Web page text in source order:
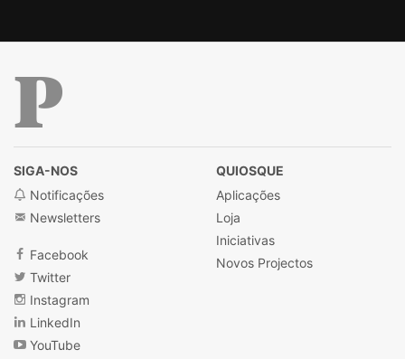
SIGA-NOS
Notificações
Newsletters
Facebook
Twitter
Instagram
LinkedIn
YouTube
QUIOSQUE
Aplicações
Loja
Iniciativas
Novos Projectos